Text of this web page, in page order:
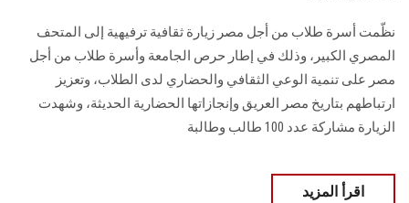
نظّمت أسرة طلاب من أجل مصر زيارة ثقافية ترفيهية إلى المتحف
المصري الكبير، وذلك في إطار حرص الجامعة وأسرة طلاب من أجل
مصر على تنمية الوعي الثقافي والحضاري لدى الطلاب، وتعزيز
ارتباطهم بتاريخ مصر العريق وإنجازاتها الحضارية الحديثة، وشهدت
الزيارة مشاركة عدد 100 طالب وطالبة
اقرأ المزيد